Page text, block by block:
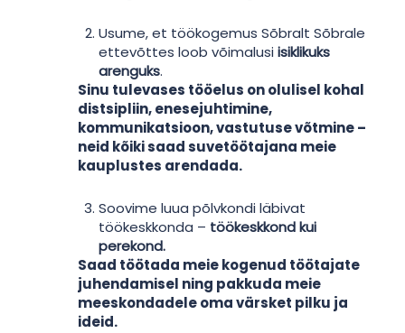
Usume, et töökogemus Sõbralt Sõbrale
ettevõttes loob võimalusiisiklikuks
arenguks.
Sinu tulevases tööelus on olulisel kohal
distsipliin, enesejuhtimine,
kommunikatsioon, vastutuse võtmine –
neid kõiki saad suvetöötajana meie
kauplustes arendada.
Soovime luua põlvkondi läbivat
töökeskkonda – töökeskkond kui
perekond.
Saad töötada meie kogenud töötajate
juhendamisel ning pakkuda meie
meeskondadele oma värsket pilku ja
ideid.